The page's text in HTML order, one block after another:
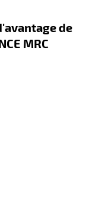
de
MRC